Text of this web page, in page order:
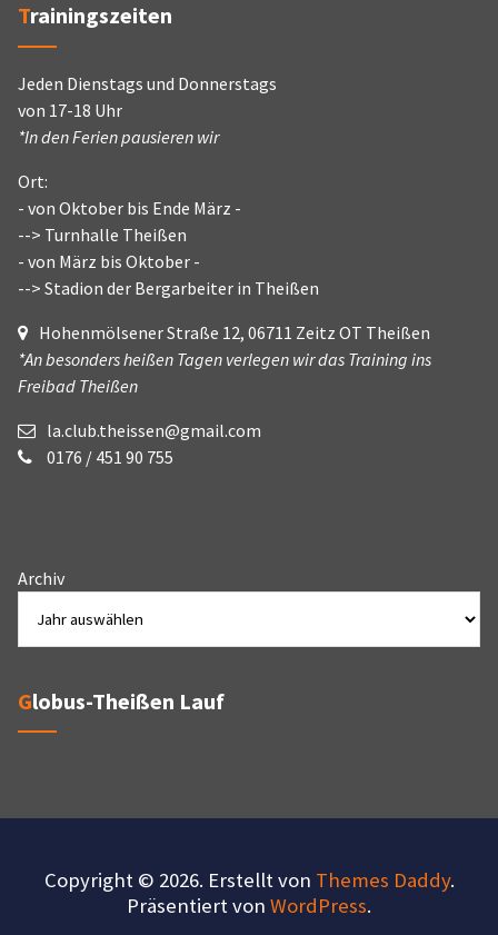
Trainingszeiten
Jeden Dienstags und Donnerstags
von 17-18 Uhr
*In den Ferien pausieren wir
Ort:
- von Oktober bis Ende März -
--> Turnhalle Theißen
- von März bis Oktober -
--> Stadion der Bergarbeiter in Theißen
Hohenmölsener Straße 12, 06711 Zeitz OT Theißen
*An besonders heißen Tagen verlegen wir das Training ins
Freibad Theißen
la.club.theissen@gmail.com
0176 / 451 90 755
Archiv
Globus-Theißen Lauf
Copyright © 2026. Erstellt von Themes Daddy.
Präsentiert von WordPress.